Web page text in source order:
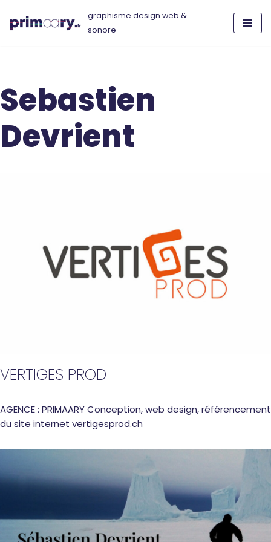
Aller
graphisme design web &
sonore
Sebastien
Devrient
VERTIGES PROD
AGENCE : PRIMAARY Conception, web design, référencement
du site internet vertigesprod.ch